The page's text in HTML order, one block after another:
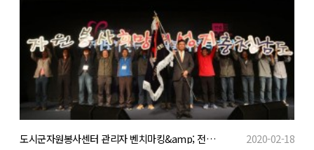
도시군자원봉사센터 관리자 벤치마킹&amp; 전국자원봉사센터대회 다녀와. 2020-02-18